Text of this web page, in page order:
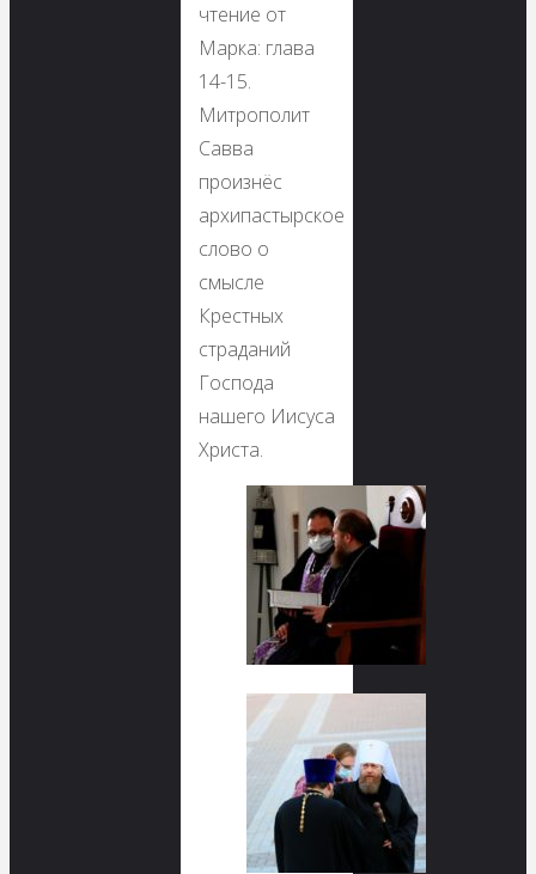
чтение от
Марка: глава
14-15.
Митрополит
Савва
произнёс
архипастырское
слово о
смысле
Крестных
страданий
Господа
нашего Иисуса
Христа.